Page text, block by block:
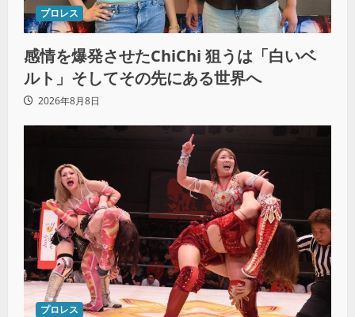
プロレス
感情を爆発させたChiChi 狙うは「白いベ
ルト」そしてその先にある世界へ
2026年8月8日
プロレス